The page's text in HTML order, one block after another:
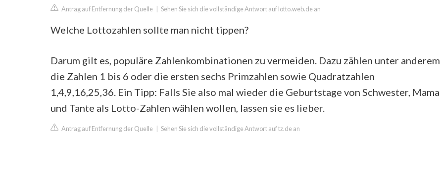
Antrag auf Entfernung der Quelle Sehen Sie sich die vollständige Antwort auf lotto.web.de an
Welche Lottozahlen sollte man nicht tippen?
Darum gilt es, populäre Zahlenkombinationen zu vermeiden. Dazu zählen unter anderem
die Zahlen 1 bis 6 oder die ersten sechs Primzahlen sowie Quadratzahlen
1,4,9,16,25,36. Ein Tipp: Falls Sie also mal wieder die Geburtstage von Schwester, Mama
und Tante als Lotto-Zahlen wählen wollen, lassen sie es lieber.
Antrag auf Entfernung der Quelle Sehen Sie sich die vollständige Antwort auf tz.de an